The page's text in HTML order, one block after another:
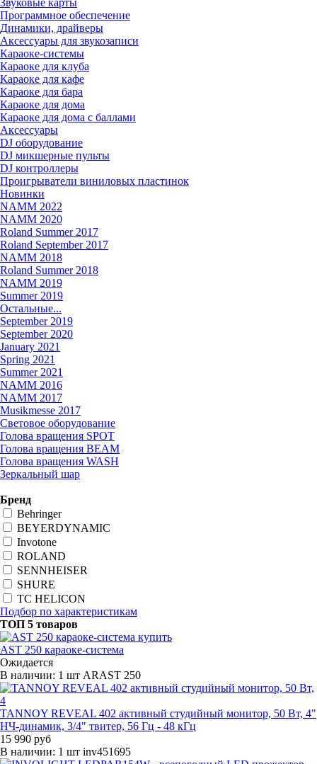
Программное обеспечение
Динамики, драйверы
Аксессуары для звукозаписи
Караоке-системы
Караоке для клуба
Караоке для кафе
Караоке для бара
Караоке для дома
Караоке для дома с баллами
Аксессуары
DJ оборудование
DJ микшерные пульты
DJ контроллеры
Проигрыватели виниловых пластинок
Новинки
NAMM 2022
NAMM 2020
Roland Summer 2017
Roland September 2017
NAMM 2018
Roland Summer 2018
NAMM 2019
Summer 2019
Остальные...
September 2019
September 2020
January 2021
Spring 2021
Summer 2021
NAMM 2016
NAMM 2017
Musikmesse 2017
Световое оборудование
Голова вращения SPOT
Голова вращения BEAM
Голова вращения WASH
Зеркальный шар
Бренд
Behringer
BEYERDYNAMIC
Invotone
ROLAND
SENNHEISER
SHURE
TC HELICON
Подбор по характеристикам
ТОП 5 товаров
AST 250 караоке-система
Ожидается
В наличии: 1 шт ARAST 250
TANNOY REVEAL 402 активный студийный монитор, 50 Вт, 4"
НЧ-динамик, 3/4" твитер, 56 Гц - 48 кГц
15 990 руб
В наличии: 1 шт inv451695